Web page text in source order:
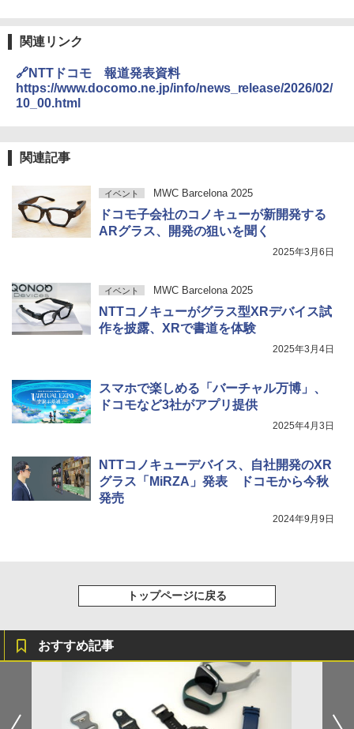
関連リンク
🔗NTTドコモ 報道発表資料
https://www.docomo.ne.jp/info/news_release/2026/02/
10_00.html
関連記事
イベント MWC Barcelona 2025
ドコモ子会社のコノキューが新開発する
ARグラス、開発の狙いを聞く
2025年3月6日
イベント MWC Barcelona 2025
NTTコノキューがグラス型XRデバイス試
作を披露、XRで書道を体験
2025年3月4日
スマホで楽しめる「バーチャル万博」、
ドコモなど3社がアプリ提供
2025年4月3日
NTTコノキューデバイス、自社開発のXR
グラス「MiRZA」発表 ドコモから今秋
発売
2024年9月9日
トップページに戻る
おすすめ記事